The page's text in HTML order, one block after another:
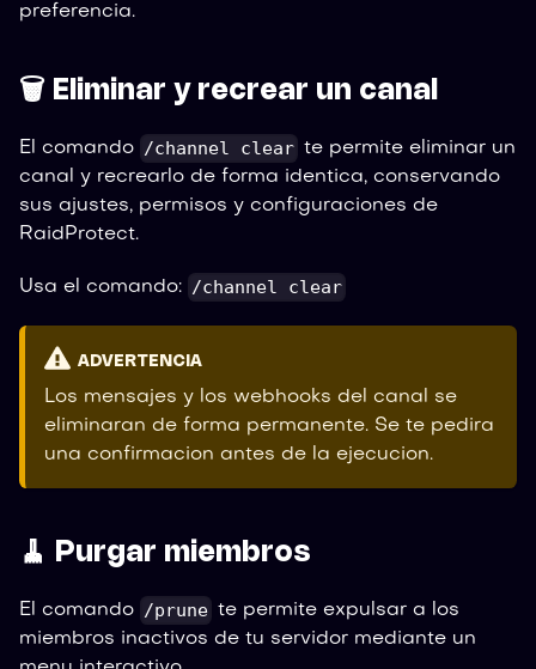
preferencia.
🗑️ Eliminar y recrear un canal
El comando /channel clear te permite eliminar un
canal y recrearlo de forma identica, conservando
sus ajustes, permisos y configuraciones de
RaidProtect.
Usa el comando: /channel clear
ADVERTENCIA
Los mensajes y los webhooks del canal se
eliminaran de forma permanente. Se te pedira
una confirmacion antes de la ejecucion.
🧹 Purgar miembros
El comando /prune te permite expulsar a los
miembros inactivos de tu servidor mediante un